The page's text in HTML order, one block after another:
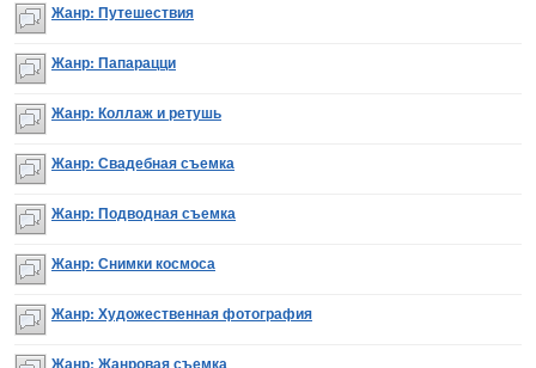
Жанр: Путешествия
Жанр: Папарацци
Жанр: Коллаж и ретушь
Жанр: Свадебная съемка
Жанр: Подводная съемка
Жанр: Снимки космоса
Жанр: Художественная фотография
Жанр: Жанровая съемка